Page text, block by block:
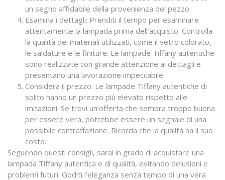
un segno affidabile della provenienza del pezzo.
Esamina i dettagli: Prenditi il tempo per esaminare
attentamente la lampada prima dell’acquisto. Controlla
la qualità dei materiali utilizzati, come il vetro colorato,
le saldature e le finiture. Le lampade Tiffany autentiche
sono realizzate con grande attenzione ai dettagli e
presentano una lavorazione impeccabile.
Considera il prezzo: Le lampade Tiffany autentiche di
solito hanno un prezzo più elevato rispetto alle
imitazioni. Se trovi un’offerta che sembra troppo buona
per essere vera, potrebbe essere un segnale di una
possibile contraffazione. Ricorda che la qualità ha il suo
costo.
Seguendo questi consigli, sarai in grado di acquistare una
lampada Tiffany autentica e di qualità, evitando delusioni e
problemi futuri. Goditi l’eleganza senza tempo di una vera